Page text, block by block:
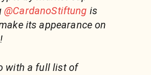
@CardanoStiftung is
its appearance on
with a full list of